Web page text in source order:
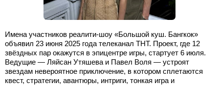
Имена участников реалити-шоу «Большой куш. Бангкок»
объявил 23 июня 2025 года телеканал ТНТ. Проект, где 12
звёздных пар окажутся в эпицентре игры, стартует 6 июля.
Ведущие — Ляйсан Утяшева и Павел Воля — устроят
звездам невероятное приключение, в котором сплетаются
квест, стратегии, авантюры, интриги, тонкая игра и